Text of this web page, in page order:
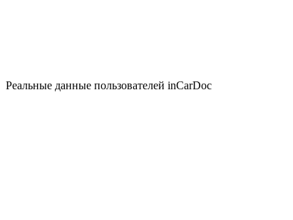
Реальные данные пользователей inCarDoc